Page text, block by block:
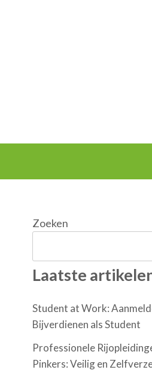
Zoeken
Laatste
Student at Work:
Bijverdienen als Student
Professionele
Pinkers: Veilig en